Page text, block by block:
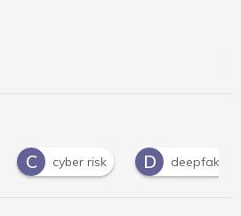
deepfake H Hacker